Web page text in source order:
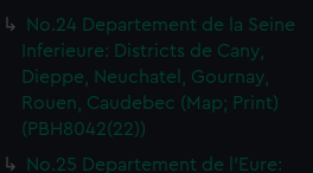
No.24 Departement de la Seine
Inferieure: Districts de Cany,
Dieppe, Neuchatel, Gournay,
Rouen, Caudebec (Map; Print)
(PBH8042(22))
No.25 Departement de l'Eure: